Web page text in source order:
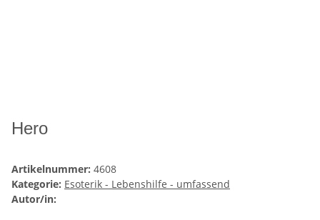
Hero
Artikelnummer: 4608
Kategorie: Esoterik - Lebenshilfe - umfassend
Autor/in: